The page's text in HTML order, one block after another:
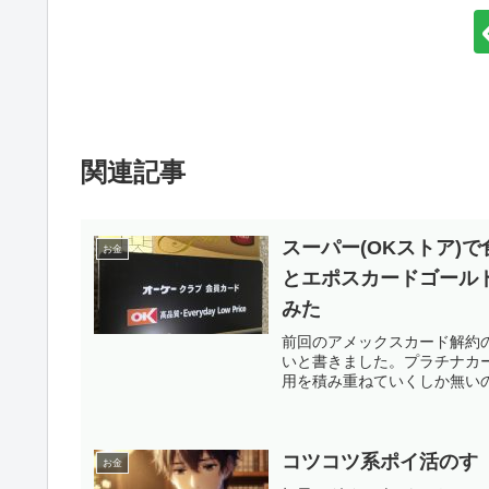
関連記事
お金
スーパー(OKストア)
とエポスカードゴール
みた
前回のアメックスカード解約
いと書きました。プラチナカ
用を積み重ねていくしか無い
お金 コツコツ系ポイ活のす